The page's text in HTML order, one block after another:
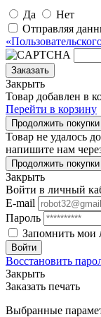
Да
Нет
Отправляя
Заказать
Закрыть
Товар добавлен в
Перейти в корзину
Продолжить покупки
Товар не удалось
напишите нам
Продолжить покупки
Закрыть
Войти в личный
E-mail
Пароль
Запомнить мои
Войти
Восстановить
Закрыть
Заказать печать
Выбранные